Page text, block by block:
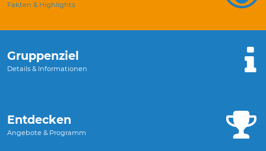
Fakten & Highlights
Gruppenziel
Details & Informationen
Entdecken
Angebote & Programm